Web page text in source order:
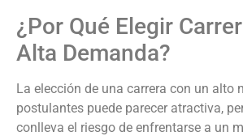
¿Por Qué Elegir
Alta Demanda?
La elección de una carrera con un alto
postulantes puede parecer atractiva,
conlleva el riesgo de enfrentarse a un